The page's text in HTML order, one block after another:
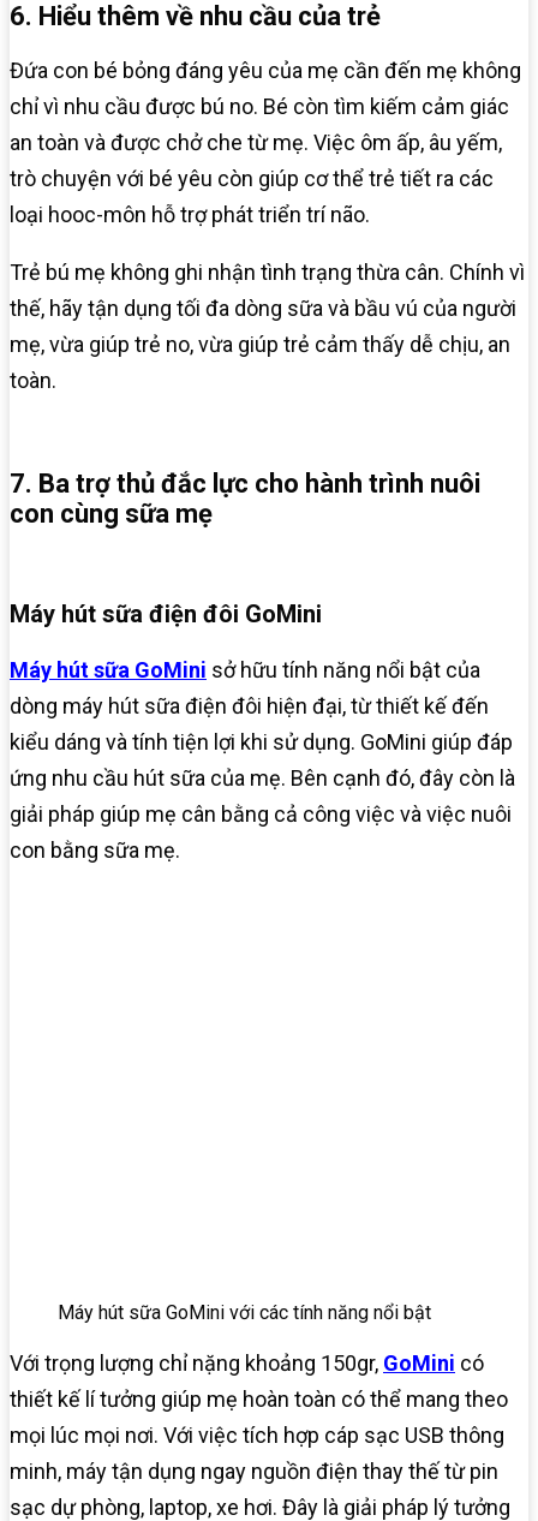
6. Hiểu thêm về nhu cầu của trẻ
Đứa con bé bỏng đáng yêu của mẹ cần đến mẹ không
chỉ vì nhu cầu được bú no. Bé còn tìm kiếm cảm giác
an toàn và được chở che từ mẹ. Việc ôm ấp, âu yếm,
trò chuyện với bé yêu còn giúp cơ thể trẻ tiết ra các
loại hooc-môn hỗ trợ phát triển trí não.
Trẻ bú mẹ không ghi nhận tình trạng thừa cân. Chính vì
thế, hãy tận dụng tối đa dòng sữa và bầu vú của người
mẹ, vừa giúp trẻ no, vừa giúp trẻ cảm thấy dễ chịu, an
toàn.
7. Ba trợ thủ đắc lực cho hành trình nuôi
con cùng sữa mẹ
Máy hút sữa điện đôi GoMini
Máy hút sữa GoMini sở hữu tính năng nổi bật của
dòng máy hút sữa điện đôi hiện đại, từ thiết kế đến
kiểu dáng và tính tiện lợi khi sử dụng. GoMini giúp đáp
ứng nhu cầu hút sữa của mẹ. Bên cạnh đó, đây còn là
giải pháp giúp mẹ cân bằng cả công việc và việc nuôi
con bằng sữa mẹ.
Máy hút sữa GoMini với các tính năng nổi bật
Với trọng lượng chỉ nặng khoảng 150gr, GoMini có
thiết kế lí tưởng giúp mẹ hoàn toàn có thể mang theo
mọi lúc mọi nơi. Với việc tích hợp cáp sạc USB thông
minh, máy tận dụng ngay nguồn điện thay thế từ pin
sạc dự phòng, laptop, xe hơi. Đây là giải pháp lý tưởng